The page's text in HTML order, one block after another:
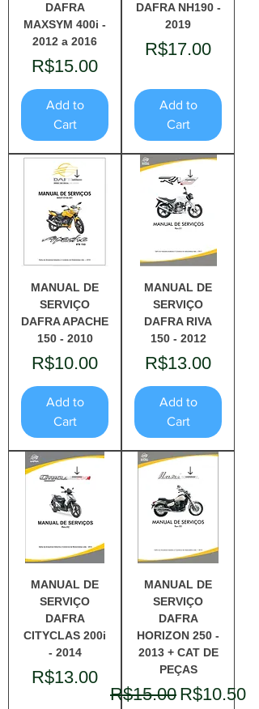
DAFRA
MAXSYM 400i -
2012 a 2016
Price
R$15.00
Add to
Cart
DAFRA NH190 -
2019
Price
R$17.00
Add to
Cart
MANUAL DE
SERVIÇO
DAFRA APACHE
150 - 2010
Price
R$10.00
Add to
Cart
MANUAL DE
SERVIÇO
DAFRA RIVA
150 - 2012
Price
R$13.00
Add to
Cart
MANUAL DE
SERVIÇO
DAFRA
CITYCLAS 200i
- 2014
Price
R$13.00
MANUAL DE
SERVIÇO
DAFRA
HORIZON 250 -
2013 + CAT DE
PEÇAS
Regular Price
R$15.00 Sale Price
R$10.50